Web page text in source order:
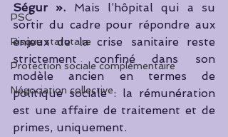
PSC
Risque statutaire
Protection sociale complémentaire
Négociation collective
Ségur ». Mais l’hôpital qui a su
sortir du cadre pour répondre aux
enjeux de la crise sanitaire reste
strictement confiné dans son
modèle ancien en termes de
politique sociale : la rémunération
est une affaire de traitement et de
primes, uniquement.